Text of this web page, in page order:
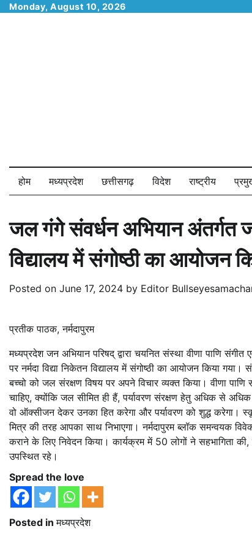
SkipMonday, August 10, 2026
होम मध्यप्रदेश छत्तीसगढ़ विदेश राष्ट्रीय
जल गंगे संवर्धन अभियान अंतर्गत
विद्यालय में संगोष्ठी का आयोजन
Posted on June 17, 2024 by Editor
प्रतीक पाठक, नर्मदापुरम
मध्यप्रदेश जन अभियान परिषद् द्वारा चयनित संस्था वीणा पाणि संगीत
पर नर्मदा विद्या निकेतन विद्यालय में संगोष्ठी का आयोजन किया
बच्चो को जल संरक्षण विषय पर अपने विचार व्यक्त किया। वीणा
चाहिए, क्योंकि जल सीमित ही हैं, पर्यावरण संरक्षण हेतु अधिक से
वो ऑक्सीजन देकर उनका हित करेगा और पर्यावरण को शुद्ध करेगा।
मित्र की तरह आपका साथ निभाएगा। नर्मदापुरम ब्लॉक समन्वयक
कराने के लिए निवेदन किया। कार्यक्रम में 50 लोगों ने सहभागिता की,
उपस्थित रहे।
Spread the love
Posted inमध्यप्रदेश